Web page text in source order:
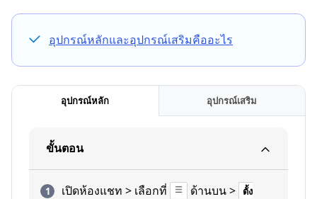
อุปกรณ์หลักและอุปกรณ์เสริมคืออะไร
อุปกรณ์หลัก อุปกรณ์เสริม
ขั้นตอน
เปิดห้องแชท > เลือกที่ ด้านบน >
ตั้ง